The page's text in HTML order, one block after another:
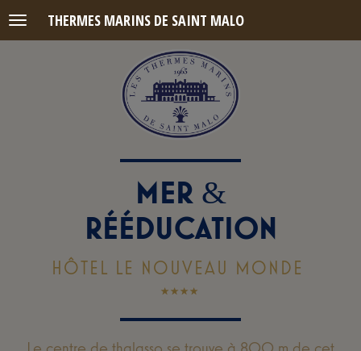
Menu THERMES MARINS DE SAINT MALO
MER &
RÉÉDUCATION
HÔTEL LE NOUVEAU MONDE